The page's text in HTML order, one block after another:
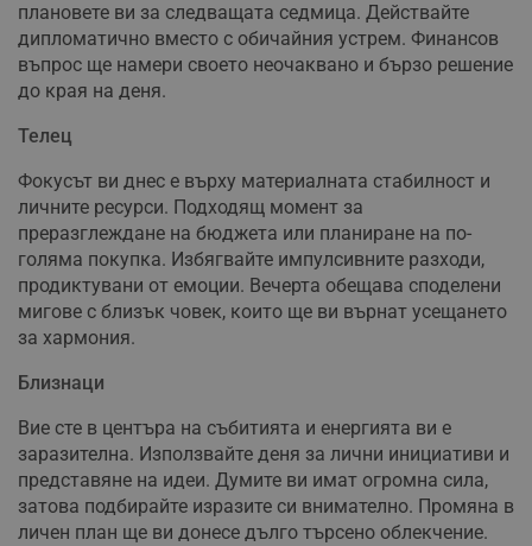
плановете ви за следващата седмица. Действайте
дипломатично вместо с обичайния устрем. Финансов
въпрос ще намери своето неочаквано и бързо решение
до края на деня.
Телец
Фокусът ви днес е върху материалната стабилност и
личните ресурси. Подходящ момент за
преразглеждане на бюджета или планиране на по-
голяма покупка. Избягвайте импулсивните разходи,
продиктувани от емоции. Вечерта обещава споделени
мигове с близък човек, които ще ви върнат усещането
за хармония.
Близнаци
Вие сте в центъра на събитията и енергията ви е
заразителна. Използвайте деня за лични инициативи и
представяне на идеи. Думите ви имат огромна сила,
затова подбирайте изразите си внимателно. Промяна в
личен план ще ви донесе дълго търсено облекчение.